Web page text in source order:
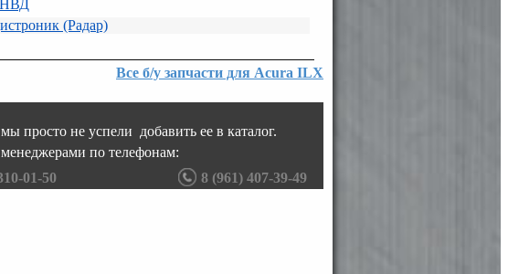
(Радар)
Все б/у запчасти для Acura ILX
просто не успели добавить ее в каталог.
по телефонам:
01-50 8 (961) 407-39-49